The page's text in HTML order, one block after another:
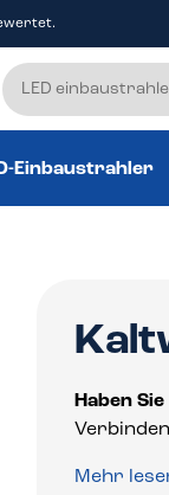
Einbaustrahler
Haben
Mehr